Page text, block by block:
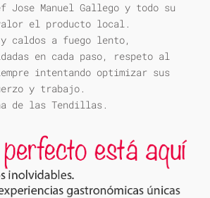
Jose Manuel Gallego y todo su
el producto local.
caldos a fuego lento,
en cada paso, respeto al
intentando optimizar sus
y trabajo.
de las Tendillas.